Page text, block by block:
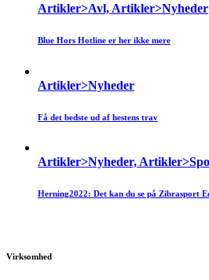
Artikler>Avl, Artikler>Nyheder
Blue Hors Hotline er her ikke mere
Artikler>Nyheder
Få det bedste ud af hestens trav
Artikler>Nyheder,
Herning2022: Det kan du se på Zibrasport
Virksomhed